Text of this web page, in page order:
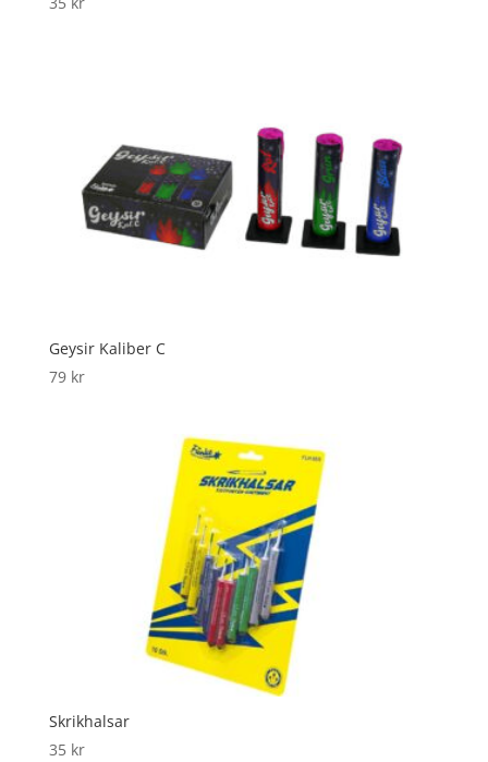
Geysir Kaliber C
79 kr
Skrikhalsar
35 kr